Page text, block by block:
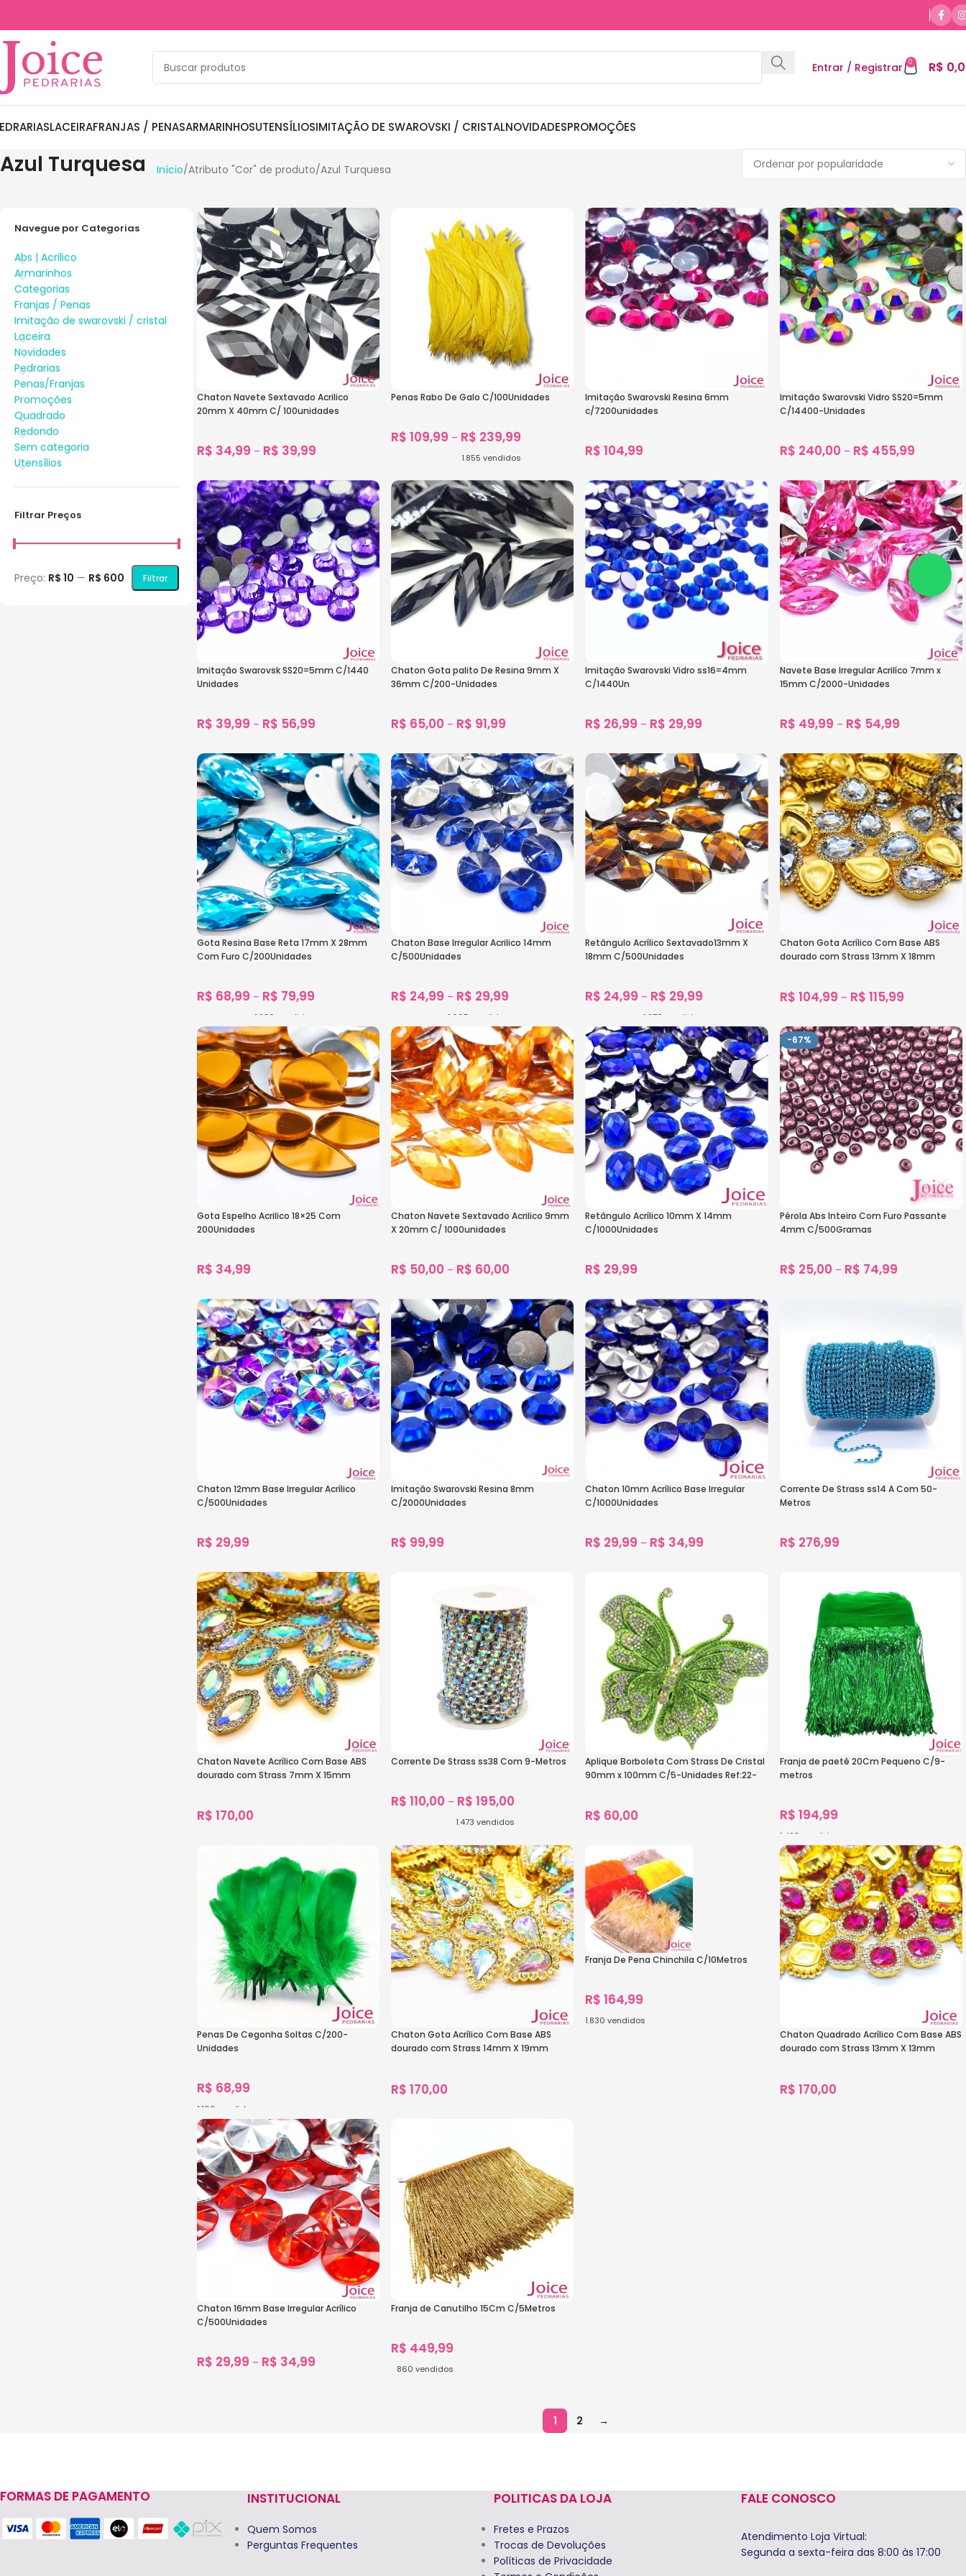
Entrar / Registrar 0 R$
LACEIRAFRANJAS / PENASARMARINHOSUTENSÍLIOSIMITAÇÃO DE SWAROVSKI / CRISTALNOVIDADESPROMOÇÕES
Azul Turquesa Início Atributo "Cor" de produto Azul Turquesa
Navegue por Categorias
Abs | Acrilico
Armarinhos
Categorias
Franjas / Penas
Imitação de swarovski / cristal
Laceira
Novidades
Pedrarias
Penas/Franjas
Promoções
Quadrado
Redondo
Sem categoria
Utensílios
Filtrar Preços
Filtrar
Preço: R$ 10 — R$ 600
Chaton Navete Sextavado Acrilico
20mm X 40mm C/ 100unidades
R$ 34,99 – R$ 39,99
Ver Opções
Penas Rabo De Galo C/100Unidades
R$ 109,99 – R$ 239,99
1.855 vendidos
Imitação Swarovski Resina 6mm
c/7200unidades
R$ 104,99
Ver Opções
Imitação Swarovski Vidro SS20=5mm
C/14400-Unidades
R$ 240,00 – R$ 455,99
Ver Opções
Imitação Swarovsk SS20=5mm C/1440
Unidades
R$ 39,99 – R$ 56,99
Ver Opções
Chaton Gota palito De Resina 9mm X
36mm C/200-Unidades
R$ 65,00 – R$ 91,99
Ver Opções
Imitação Swarovski Vidro ss16=4mm
C/1440Un
R$ 26,99 – R$ 29,99
Ver Opções
Navete Base Irregular Acrilíco 7mm x
15mm C/2000-Unidades
R$ 49,99 – R$ 54,99
Ver Opções
Gota Resina Base Reta 17mm X 28mm
Com Furo C/200Unidades
R$ 68,99 – R$ 79,99
1.980 vendidos
Ver Opções
Chaton Base Irregular Acrilico 14mm
C/500Unidades
R$ 24,99 – R$ 29,99
1.665 vendidos
Ver Opções
Retângulo Acrílico Sextavado13mm X
18mm C/500Unidades
R$ 24,99 – R$ 29,99
1.276 vendidos
Ver Opções
Chaton Gota Acrílico Com Base ABS
dourado com Strass 13mm X 18mm
R$ 104,99 – R$ 115,99
Ver Opções
Gota Espelho Acrilico 18×25 Com
200Unidades
R$ 34,99
Ver Opções
Chaton Navete Sextavado Acrilico 9mm
X 20mm C/ 1000unidades
R$ 50,00 – R$ 60,00
Ver Opções
Retângulo Acrílico 10mm X 14mm
C/1000Unidades
R$ 29,99
Ver Opções
-67%
Pérola Abs Inteiro Com Furo Passante
4mm C/500Gramas
R$ 25,00 – R$ 74,99
Chaton 12mm Base Irregular Acrílico
C/500Unidades
R$ 29,99
Ver Opções
Imitação Swarovski Resina 8mm
C/2000Unidades
R$ 99,99
Chaton 10mm Acrílico Base Irregular
C/1000Unidades
R$ 29,99 – R$ 34,99
Corrente De Strass ss14 A Com 50-
Metros
R$ 276,99
Chaton Navete Acrílico Com Base ABS
dourado com Strass 7mm X 15mm
R$ 170,00
Corrente De Strass ss38 Com 9-Metros
R$ 110,00 – R$ 195,00
1.473 vendidos
Aplique Borboleta Com Strass De Cristal
90mm x 100mm C/5-Unidades Ref:22-
R$ 60,00
Ver Opções
Franja de paetê 20Cm Pequeno C/9-
metros
R$ 194,99
1.498 vendidos
Ver Opções
Penas De Cegonha Soltas C/200-
Unidades
R$ 68,99
1.160 vendidos
Ver Opções
Chaton Gota Acrílico Com Base ABS
dourado com Strass 14mm X 19mm
R$ 170,00
Franja De Pena Chinchila C/10Metros
R$ 164,99
1.830 vendidos
Chaton Quadrado Acrílico Com Base ABS
dourado com Strass 13mm X 13mm
R$ 170,00
Chaton 16mm Base Irregular Acrílico
C/500Unidades
R$ 29,99 – R$ 34,99
Franja de Canutilho 15Cm C/5Metros
R$ 449,99
860 vendidos
1 2 →
FORMAS DE PAGAMENTO INSTITUCIONAL
Quem Somos
Perguntas Frequentes
POLITICAS DA LOJA
Fretes e Prazos
Trocas de Devoluções
Políticas de Privacidade
FALE CONOSCO
Atendimento Loja Virtual:
Segunda a sexta-feira das 8:00 às 17:00